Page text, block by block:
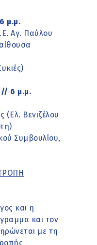
μ.μ.
Αγ. Παύλου
6 μ.μ.
Βενιζέλου
Συμβουλίου,
και η
και τον
με τη